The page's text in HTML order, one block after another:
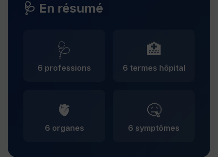
🩺 En résumé
🩺
6 professions
🏥
6 termes hôpital
🫀
6 organes
🤒
6 symptômes